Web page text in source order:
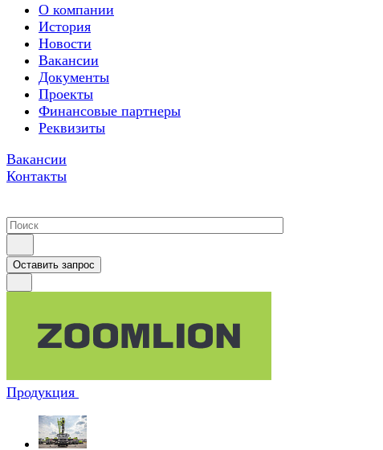
О компании
История
Новости
Вакансии
Документы
Проекты
Финансовые партнеры
Реквизиты
Вакансии
Контакты
Оставить запрос
Продукция